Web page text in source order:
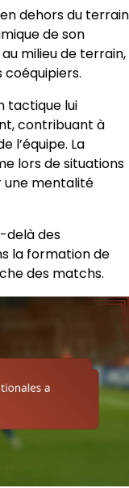
dehors du terrain
de son
milieu de terrain,
coéquipiers.
tactique lui
contribuant à
l’équipe. La
lors de situations
une mentalité
delà des
la formation de
des matchs.